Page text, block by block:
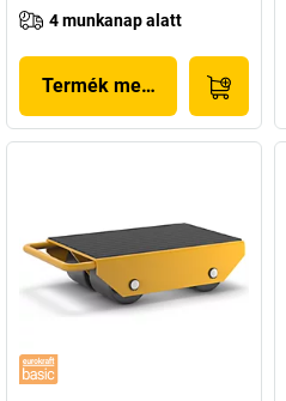
4 munkanap alatt
Termék megjelenítése